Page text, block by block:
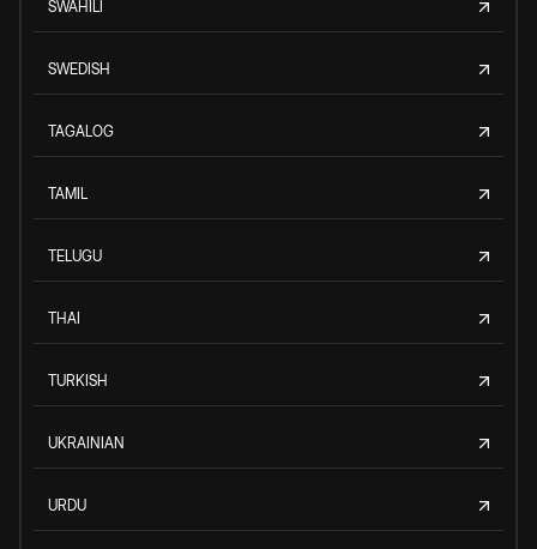
SWAHILI
SWEDISH
TAGALOG
TAMIL
TELUGU
THAI
TURKISH
UKRAINIAN
URDU